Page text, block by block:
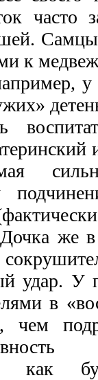
часто
Самцы
к
Дочка же
удар. У
в
чем
как